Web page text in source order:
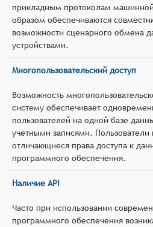
прикладным протоколам
образом обеспечиваются
возможности сценарного обмена
устройствами.
Многопользовательский доступ
Возможность
систему обеспечивает
пользователей на одной базе
учётными записями. Пользователи
отличающиеся права доступа к
программного обеспечения.
Наличие API
Часто при использовании
программного обеспечения